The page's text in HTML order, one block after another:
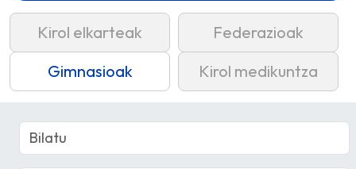
Kirol elkarteak
Federazioak
Gimnasioak
Kirol medikuntza